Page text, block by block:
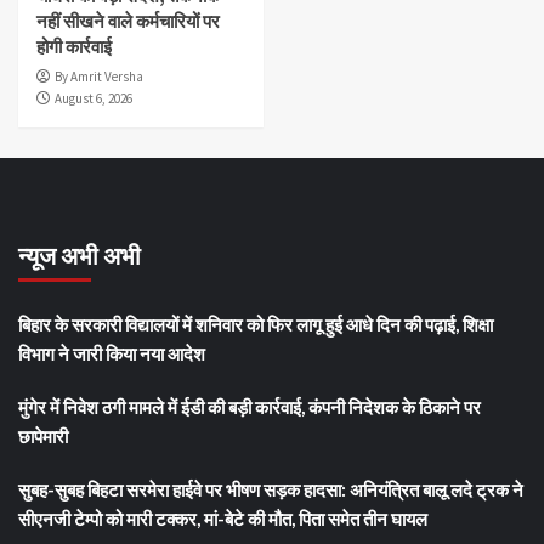
नहीं सीखने वाले कर्मचारियों पर
होगी कार्रवाई
By Amrit Versha
August 6, 2026
न्यूज अभी अभी
बिहार के सरकारी विद्यालयों में शनिवार को फिर लागू हुई आधे दिन की पढ़ाई, शिक्षा
विभाग ने जारी किया नया आदेश
मुंगेर में निवेश ठगी मामले में ईडी की बड़ी कार्रवाई, कंपनी निदेशक के ठिकाने पर
छापेमारी
सुबह-सुबह बिहटा सरमेरा हाईवे पर भीषण सड़क हादसा: अनियंत्रित बालू लदे ट्रक ने
सीएनजी टेम्पो को मारी टक्कर, मां-बेटे की मौत, पिता समेत तीन घायल